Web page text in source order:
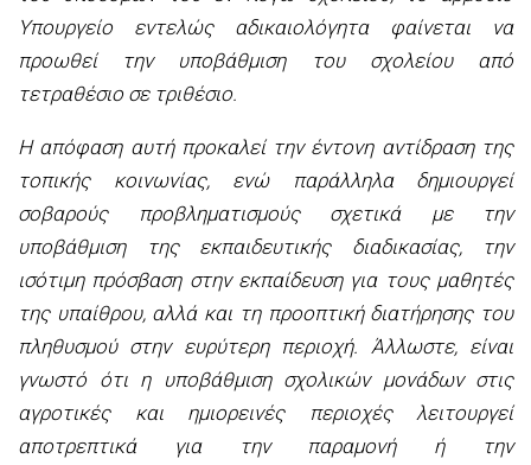
Υπουργείο εντελώς αδικαιολόγητα φαίνεται να
προωθεί την υποβάθμιση του σχολείου από
τετραθέσιο σε τριθέσιο.
Η απόφαση αυτή προκαλεί την έντονη αντίδραση της
τοπικής κοινωνίας, ενώ παράλληλα δημιουργεί
σοβαρούς προβληματισμούς σχετικά με την
υποβάθμιση της εκπαιδευτικής διαδικασίας, την
ισότιμη πρόσβαση στην εκπαίδευση για τους μαθητές
της υπαίθρου, αλλά και τη προοπτική διατήρησης του
πληθυσμού στην ευρύτερη περιοχή. Άλλωστε, είναι
γνωστό ότι η υποβάθμιση σχολικών μονάδων στις
αγροτικές και ημιορεινές περιοχές λειτουργεί
αποτρεπτικά για την παραμονή ή την